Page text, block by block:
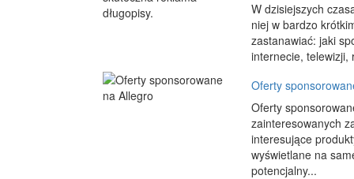
W dzisiejszych
niej w bardzo
zastanawiać: jaki
internecie, telewizji,
Oferty
Oferty
zainteresowanych
interesujące
wyświetlane na
potencjalny...